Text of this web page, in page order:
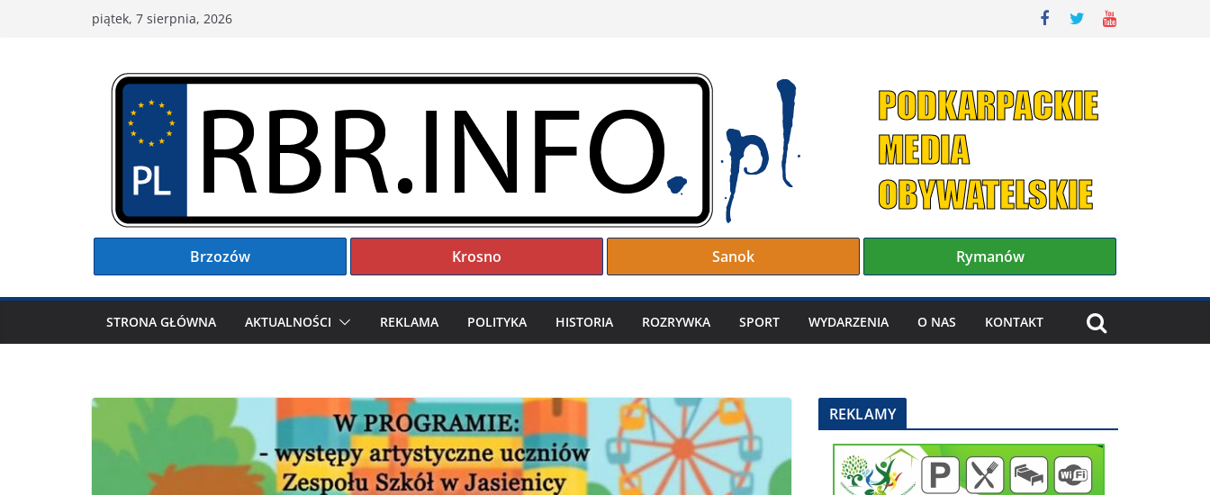
piątek, 7 sierpnia, 2026
Brzozów Krosno Sanok Rymanów
STRONA GŁÓWNA AKTUALNOŚCI REKLAMA POLITYKA HISTORIA ROZRYWKA SPORT WYDARZENIA O NAS KONTAKT
REKLAMY